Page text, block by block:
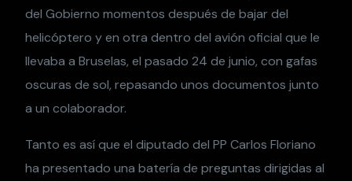
del Gobierno momentos después de bajar del
helicóptero y en otra dentro del avión oficial que le
llevaba a Bruselas, el pasado 24 de junio, con gafas
oscuras de sol, repasando unos documentos junto
a un colaborador.
Tanto es así que el diputado del PP Carlos Floriano
ha presentado una batería de preguntas dirigidas al